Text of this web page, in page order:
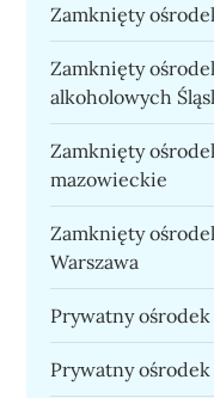
Zamknięty
Zamknięty
alkoholowych
Zamknięty
mazowieckie
Zamknięty
Warszawa
Prywatny
Prywatny